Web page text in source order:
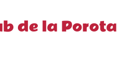
de la Porota